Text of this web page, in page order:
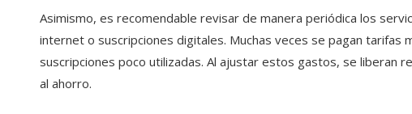
Asimismo, es recomendable revisar de manera periódica los
internet o suscripciones digitales. Muchas veces se pagan tarifas
suscripciones poco utilizadas. Al ajustar estos gastos, se liberan
al ahorro.